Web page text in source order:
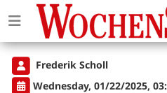
Frederik Scholl
Wednesday, 01/22/2025,